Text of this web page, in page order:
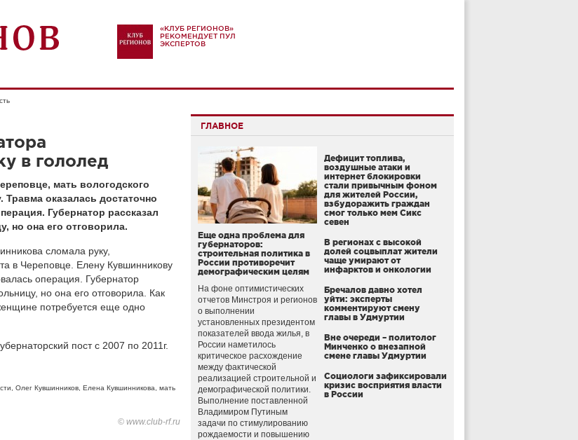
«КЛУБ РЕГИОНОВ»
РЕКОМЕНДУЕТ ПУЛ
ЭКСПЕРТОВ
в гололед
мать вологодского
оказалась достаточно
Губернатор рассказал
но она его отговорила.
сломала руку,
в Череповце. Елену Кувшинникову
операция. Губернатор
но она его отговорила. Как
потребуется еще одно
пост с 2007 по 2011г.
Олег Кувшинников Елена Кувшинникова
мать
© www.club-rf.ru
ГЛАВНОЕ
Еще одна проблема для
губернаторов:
строительная политика в
России противоречит
демографическим целям
На фоне оптимистических
отчетов Минстроя и регионов
о выполнении
установленных президентом
показателей ввода жилья, в
России наметилось
критическое расхождение
между фактической
реализацией строительной и
демографической политики.
Выполнение поставленной
Владимиром Путиным
задачи по стимулированию
рождаемости и повышению
Дефицит топлива,
воздушные атаки и
интернет блокировки
стали привычным фоном
для жителей России,
взбудоражить граждан
смог только мем Сикс
севен
В регионах с высокой
долей соцвыплат жители
чаще умирают от
инфарктов и онкологии
Бречалов давно хотел
уйти: эксперты
комментируют смену
главы в Удмуртии
Вне очереди – политолог
Минченко о внезапной
смене главы Удмуртии
Социологи зафиксировали
кризис восприятия власти
в России